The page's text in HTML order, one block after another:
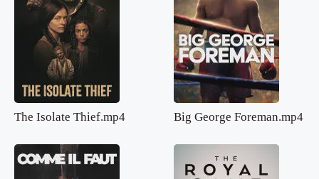
The Isolate Thief.mp4 Big George Foreman.mp4